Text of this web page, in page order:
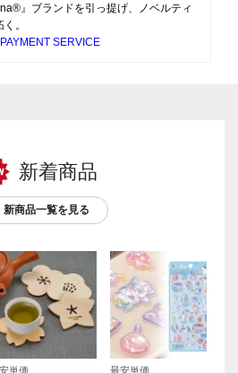
』ブランドを引っ提げ、ノベルティ
。
SERVICE
新着商品
新商品一覧を見る
単価 最安単価